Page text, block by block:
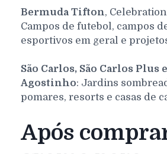
Bermuda Tifton,
Campos de futebol, campos
esportivos em geral e
São Carlos, São Carlos Plus
Agostinho: Jardins
pomares, resorts e casas de
Após